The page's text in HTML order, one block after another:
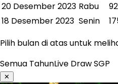
20 Desember 2023 Rabu
18 Desember 2023 Senin
Pilih bulan di atas untuk
Semua TahunLive Draw SGP
✕